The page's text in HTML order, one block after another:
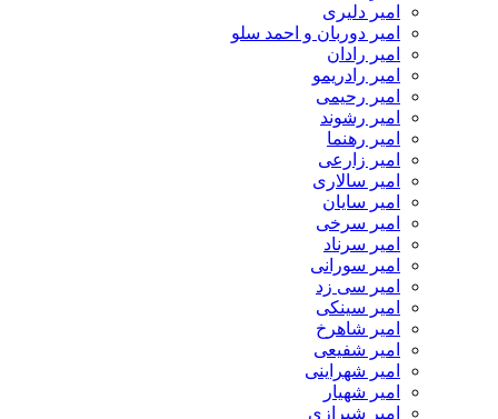
امیر دلیری
امیر دوربان و احمد سلو
امیر رادان
امیر رادریمو
امیر رحیمی
امیر رشوند
امیر رهنما
امیر زارعی
امیر سالاری
امیر سایان
امیر سرخی
امیر سرناد
امیر سورانی
امیر سی زد
امیر سینکی
امیر شاهرخ
امیر شفیعی
امیر شهراینی
امیر شهیار
امیر شیرازی